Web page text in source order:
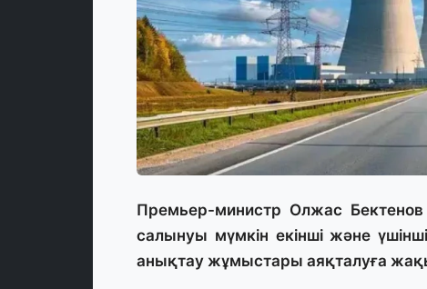
Премьер-министр Олжас Бектенов
салынуы мүмкін екінші және
анықтау жұмыстары аяқталуға